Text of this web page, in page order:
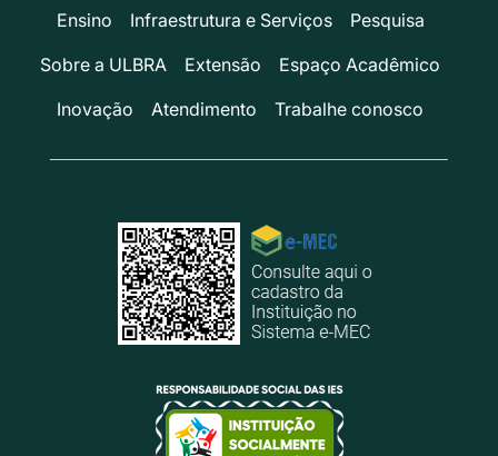
Ensino Infraestrutura e Serviços
Pesquisa
Sobre a ULBRA
Extensão
Espaço Acadêmico
Inovação
Atendimento Trabalhe conosco